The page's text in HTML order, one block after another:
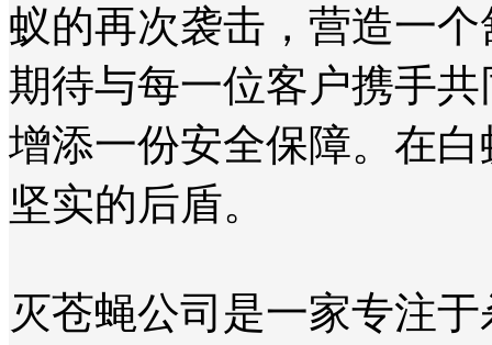
蚁的再次袭击，营造一
期待与每一位客户携手
增添一份安全保障。在
坚实的后盾。
灭苍蝇公司是一家专注